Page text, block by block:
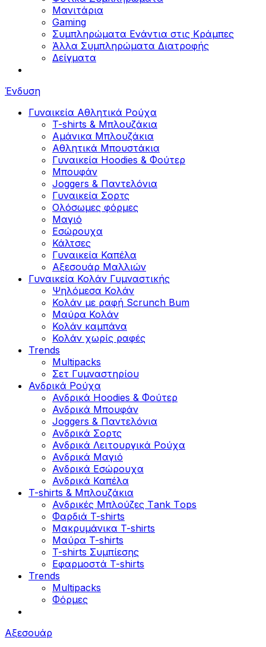
Μανιτάρια
Gaming
Συμπληρώματα Ενάντια στις Κράμπες
Άλλα Συμπληρώματα Διατροφής
Δείγματα
Ένδυση
Γυναικεία Αθλητικά Ρούχα
T-shirts & Μπλουζάκια
Αμάνικα Μπλουζάκια
Aθλητικά Μπουστάκια
Γυναικεία Hoodies & Φούτερ
Μπουφάν
Joggers & Παντελόνια
Γυναικεία Σορτς
Ολόσωμες φόρμες
Μαγιό
Εσώρουχα
Κάλτσες
Γυναικεία Καπέλα
Αξεσουάρ Μαλλιών
Γυναικεία Κολάν Γυμναστικής
Ψηλόμεσα Κολάν
Κολάν με ραφή Scrunch Bum
Μαύρα Κολάν
Κολάν καμπάνα
Κολάν χωρίς ραφές
Trends
Multipacks
Σετ Γυμναστηρίου
Ανδρικά Ρούχα
Ανδρικά Hoodies & Φούτερ
Ανδρικά Μπουφάν
Joggers & Παντελόνια
Ανδρικά Σορτς
Ανδρικά Λειτουργικά Ρούχα
Ανδρικά Μαγιό
Ανδρικά Εσώρουχα
Ανδρικά Καπέλα
T-shirts & Μπλουζάκια
Ανδρικές Mπλούζες Τank Τops
Φαρδιά T-shirts
Μακρυμάνικα T-shirts
Μαύρα T-shirts
T-shirts Συμπίεσης
Εφαρμοστά T-shirts
Trends
Multipacks
Φόρμες
Αξεσουάρ